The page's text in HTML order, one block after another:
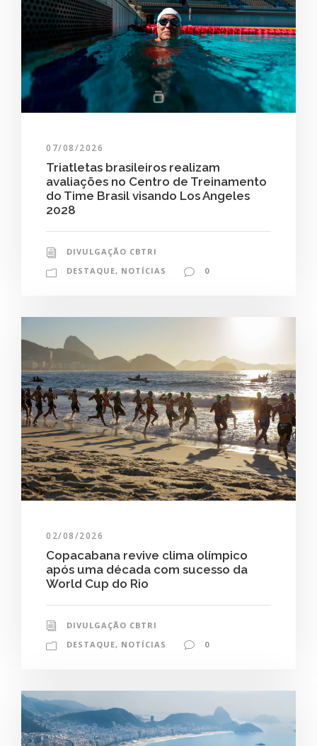
07/08/2026
Triatletas brasileiros realizam
avaliações no Centro de Treinamento
do Time Brasil visando Los Angeles
2028
DIVULGAÇÃO CBTRI
DESTAQUE, NOTÍCIAS 0
02/08/2026
Copacabana revive clima olímpico
após uma década com sucesso da
World Cup do Rio
DIVULGAÇÃO CBTRI
DESTAQUE, NOTÍCIAS 0